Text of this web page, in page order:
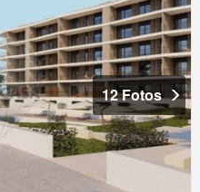
12 Fotos